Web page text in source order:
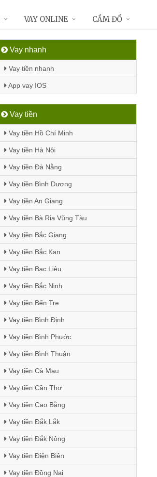
Vay nhanh
Vay tiền nhanh
App vay IOS
Vay tiền
Vay tiền Hồ Chí Minh
Vay tiền Hà Nội
Vay tiền Đà Nẵng
Vay tiền Bình Dương
Vay tiền An Giang
Vay tiền Bà Rịa Vũng Tàu
Vay tiền Bắc Giang
Vay tiền Bắc Kạn
Vay tiền Bạc Liêu
Vay tiền Bắc Ninh
Vay tiền Bến Tre
Vay tiền Bình Định
Vay tiền Bình Phước
Vay tiền Bình Thuận
Vay tiền Cà Mau
Vay tiền Cần Thơ
Vay tiền Cao Bằng
Vay tiền Đắk Lắk
Vay tiền Đắk Nông
Vay tiền Điện Biên
Vay tiền Đồng Nai
VAY ONLINE CẦM ĐỒ